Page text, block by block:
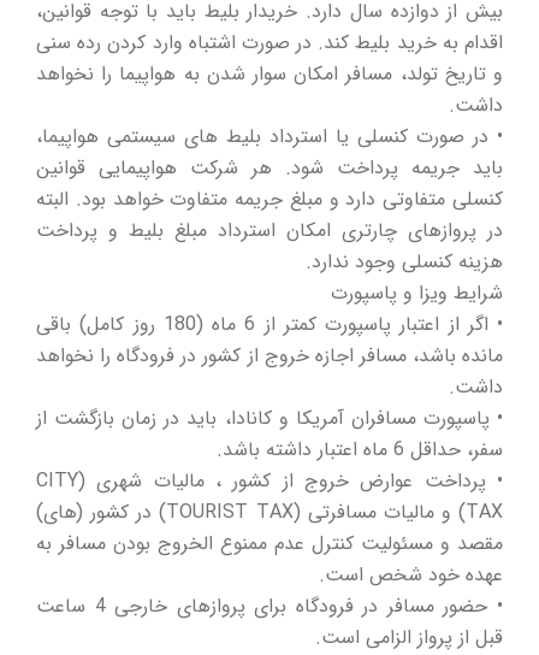
بیش از دوازده سال دارد. خریدار بلیط باید با توجه قوانین،
اقدام به خرید بلیط کند. در صورت اشتباه وارد کردن رده سنی
و تاریخ تولد، مسافر امکان سوار شدن به هواپیما را نخواهد
داشت.
• در صورت کنسلی یا استرداد بلیط ‌های سیستمی هواپیما،
باید جریمه پرداخت شود. هر شرکت هواپیمایی قوانین
کنسلی متفاوتی دارد و مبلغ جریمه متفاوت خواهد بود. البته
در پروازهای چارتری امکان استرداد مبلغ بلیط و پرداخت
هزینه کنسلی وجود ندارد.
شرایط ویزا و پاسپورت
• اگر از اعتبار پاسپورت کمتر از 6 ماه (180 روز کامل) باقی
مانده باشد، مسافر اجازه خروج از کشور در فرودگاه را نخواهد
داشت.
• پاسپورت مسافران آمریکا و کانادا، باید در زمان بازگشت از
سفر، حداقل 6 ماه اعتبار داشته باشد.
• پرداخت عوارض خروج از کشور ، مالیات شهری (CITY
TAX) و مالیات مسافرتی (TOURIST TAX) در کشور (های)
مقصد و مسئولیت کنترل عدم ممنوع الخروج بودن مسافر به
عهده خود شخص است.
• حضور مسافر در فرودگاه برای پروازهای خارجی 4 ساعت
قبل از پرواز الزامی است.